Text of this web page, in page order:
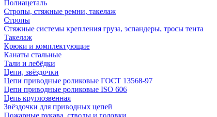
Полиацеталь
Стропы, стяжные ремни, такелаж
Стропы
Стяжные системы крепления груза, эспандеры, тросы тента
Такелаж
Крюки и комплектующие
Канаты стальные
Тали и лебёдки
Цепи, звёздочки
Цепи приводные роликовые ГОСТ 13568-97
Цепи приводные роликовые ISO 606
Цепь круглозвенная
Звёздочки для приводных цепей
Пожарные рукава, стволы и головки